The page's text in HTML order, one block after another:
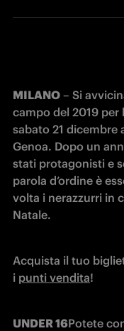
MILANO – Si
campo del 2019 per
sabato 21 dicembre
Genoa. Dopo un
stati protagonisti e
parola d’ordine è
volta i nerazzurri in
Natale.
Acquista il tuo
i punti vendita!
UNDER 16Potete